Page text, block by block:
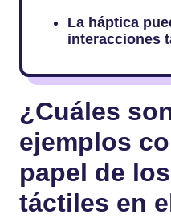
La háptica
interacciones
¿Cuáles
ejemplos
papel de
táctiles en